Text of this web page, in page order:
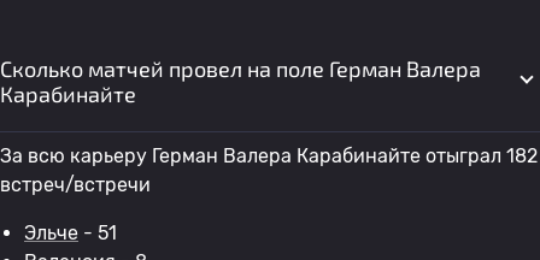
Сколько матчей провел на поле Герман Валера
Карабинайте
За всю карьеру Герман Валера Карабинайте отыграл 182
встреч/встречи
Эльче - 51